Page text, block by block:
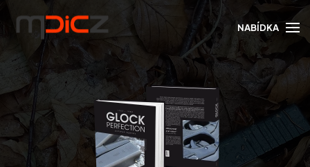
Skip to main content
NABÍDKA